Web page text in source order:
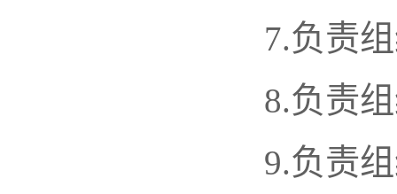
7.负责
8.负责
9.负责